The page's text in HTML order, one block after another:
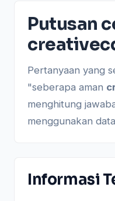
Putusan
Pertanyaan yang
"seberapa aman
menghitung
menggunakan
Informasi